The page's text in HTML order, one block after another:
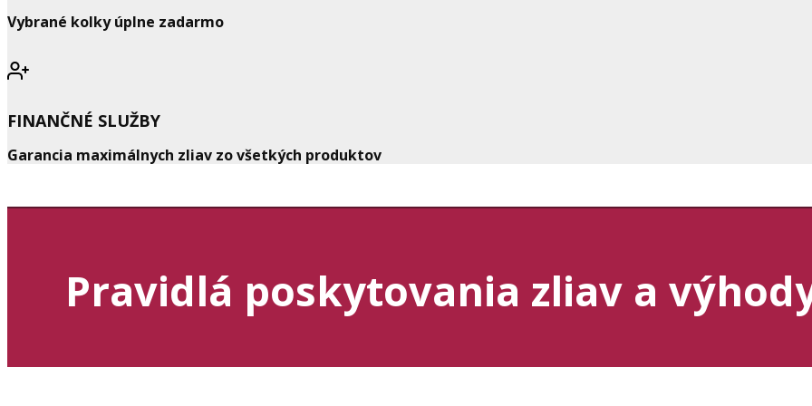
Vybrané kolky úplne zadarmo
FINANČNÉ SLUŽBY
Garancia maximálnych zliav zo všetkých produktov
Pravidlá poskytovania zliav a